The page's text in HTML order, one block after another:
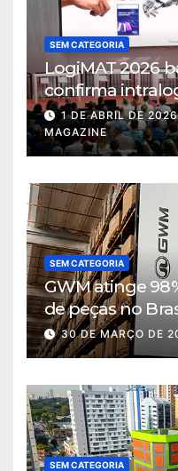
SEM CATEGORIA
LogiMAT 2026
confirma
de decisão em
1 DE ABRIL DE
MAGAZINE
SEM CATEGORIA
GWM atinge
de peças no
logística em
30 DE MARÇO DE
SEM CATEGORIA